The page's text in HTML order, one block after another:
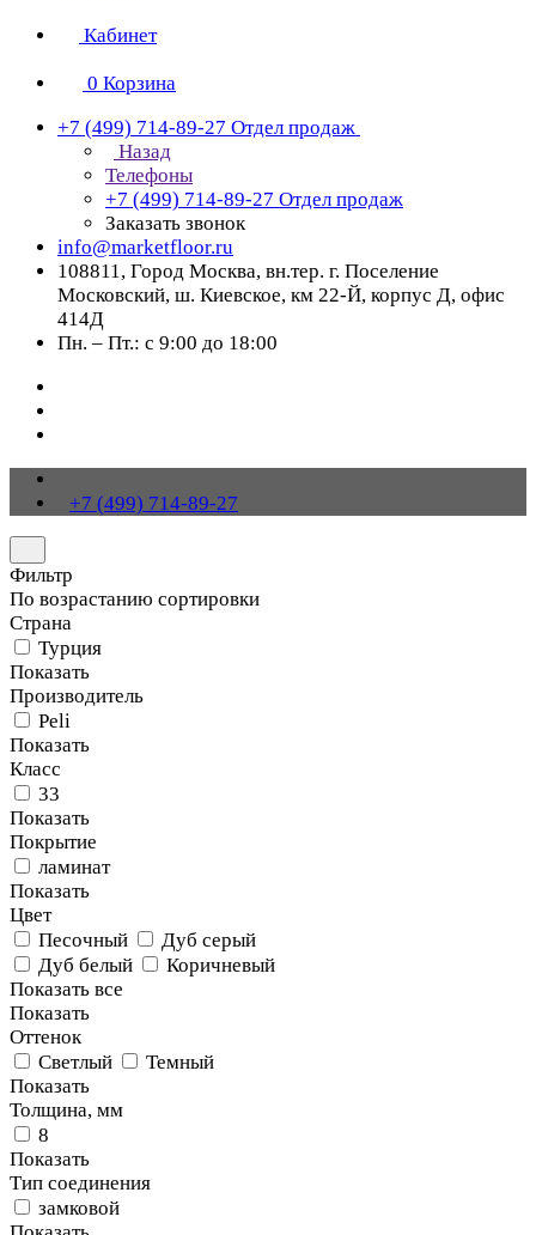
Кабинет
0 Корзина
+7 (499) 714-89-27 Отдел продаж
Назад
Телефоны
+7 (499) 714-89-27 Отдел продаж
Заказать звонок
info@marketfloor.ru
108811, Город Москва, вн.тер. г. Поселение
Московский, ш. Киевское, км 22-Й, корпус Д, офис
414Д
Пн. – Пт.: с 9:00 до 18:00
+7 (499) 714-89-27
Фильтр
По возрастанию сортировки
Страна
Турция
Показать
Производитель
Peli
Показать
Класс
33
Показать
Покрытие
ламинат
Показать
Цвет
Песочный
Дуб серый
Дуб белый
Коричневый
Показать все
Показать
Оттенок
Светлый
Темный
Показать
Толщина, мм
8
Показать
Тип соединения
замковой